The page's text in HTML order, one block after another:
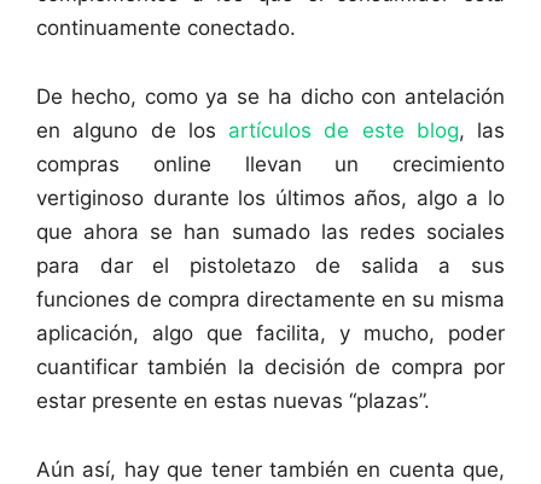
continuamente conectado.
De hecho, como ya se ha dicho con antelación
en alguno de los artículos de este blog, las
compras online llevan un crecimiento
vertiginoso durante los últimos años, algo a lo
que ahora se han sumado las redes sociales
para dar el pistoletazo de salida a sus
funciones de compra directamente en su misma
aplicación, algo que facilita, y mucho, poder
cuantificar también la decisión de compra por
estar presente en estas nuevas “plazas”.
Aún así, hay que tener también en cuenta que,